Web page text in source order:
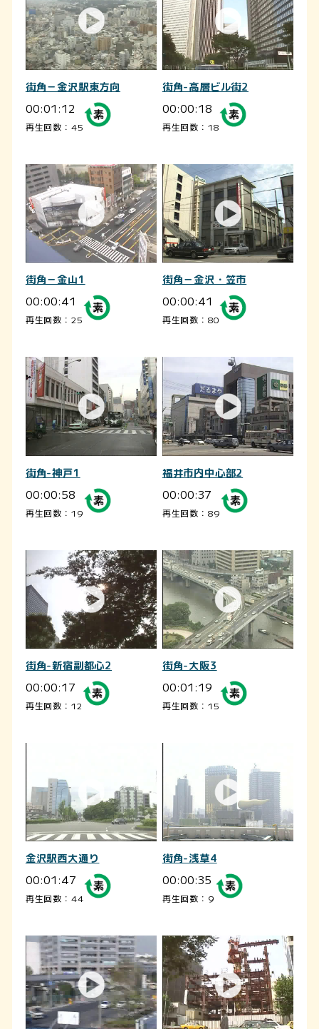
街角－金沢駅東方向
00:01:12
再生回数：45
街角-高層ビル街2
00:00:18
再生回数：18
街角－金山1
00:00:41
再生回数：25
街角－金沢・笠市
00:00:41
再生回数：80
街角-神戸1
00:00:58
再生回数：19
福井市内中心部2
00:00:37
再生回数：89
街角-新宿副都心2
00:00:17
再生回数：12
街角-大阪3
00:01:19
再生回数：15
金沢駅西大通り
00:01:47
再生回数：44
街角-浅草4
00:00:35
再生回数：9